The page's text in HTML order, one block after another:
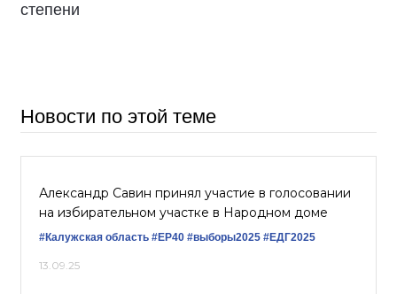
степени
Новости по этой теме
Александр Савин принял участие в голосовании
на избирательном участке в Народном доме
#Калужская область #ЕР40 #выборы2025 #ЕДГ2025
13.09.25